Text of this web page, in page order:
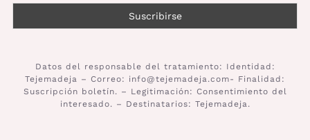
Datos del responsable del tratamiento: Identidad:
Tejemadeja – Correo: info@tejemadeja.com- Finalidad:
Suscripción boletín. – Legitimación: Consentimiento del
interesado. – Destinatarios: Tejemadeja.